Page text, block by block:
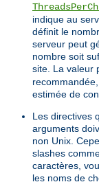
indique au
définit le
serveur peut
nombre soit
site. La valeur
estimée de
Les directives
arguments
non Unix.
slashes
caractères,
les noms de